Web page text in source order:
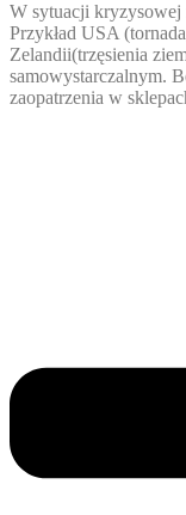
W sytuacji kryzysowej
Przykład USA
Zelandii(trzęsienia
samowystarczalnym.
zaopatrzenia w